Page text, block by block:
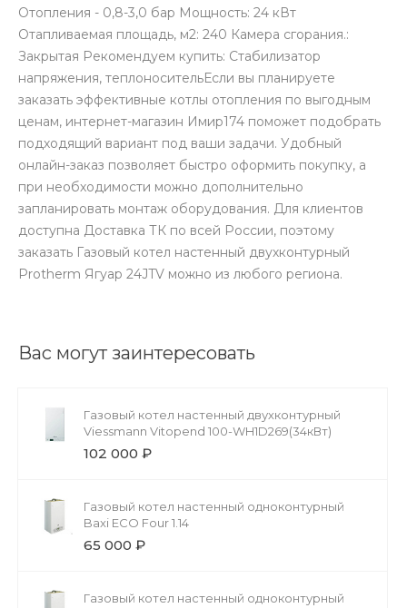
Отопления - 0,8-3,0 бар Мощность: 24 кВт
Отапливаемая площадь, м2: 240 Камера сгорания.:
Закрытая Рекомендуем купить: Стабилизатор
напряжения, теплоносительЕсли вы планируете
заказать эффективные котлы отопления по выгодным
ценам, интернет-магазин Имир174 поможет подобрать
подходящий вариант под ваши задачи. Удобный
онлайн-заказ позволяет быстро оформить покупку, а
при необходимости можно дополнительно
запланировать монтаж оборудования. Для клиентов
доступна Доставка ТК по всей России, поэтому
заказать Газовый котел настенный двухконтурный
Protherm Ягуар 24JTV можно из любого региона.
Вас могут заинтересовать
Газовый котел настенный двухконтурный
Viessmann Vitopend 100-WH1D269(34кВт)
102 000 ₽
Газовый котел настенный одноконтурный
Baxi ECO Four 1.14
65 000 ₽
Газовый котел настенный одноконтурный